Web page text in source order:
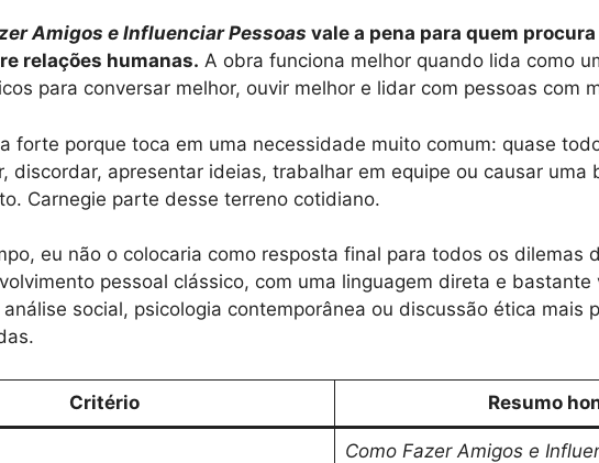
Amigos e Influenciar Pessoas vale a pena para quem
relações humanas. A obra funciona melhor quando lida como
para conversar melhor, ouvir melhor e lidar com pessoas com
forte porque toca em uma necessidade muito comum: quase
discordar, apresentar ideias, trabalhar em equipe ou causar uma
Carnegie parte desse terreno cotidiano.
eu não o colocaria como resposta final para todos os dilemas
pessoal clássico, com uma linguagem direta e
análise social, psicologia contemporânea ou discussão ética mais
Critério Resumo
Como Fazer Amigos e